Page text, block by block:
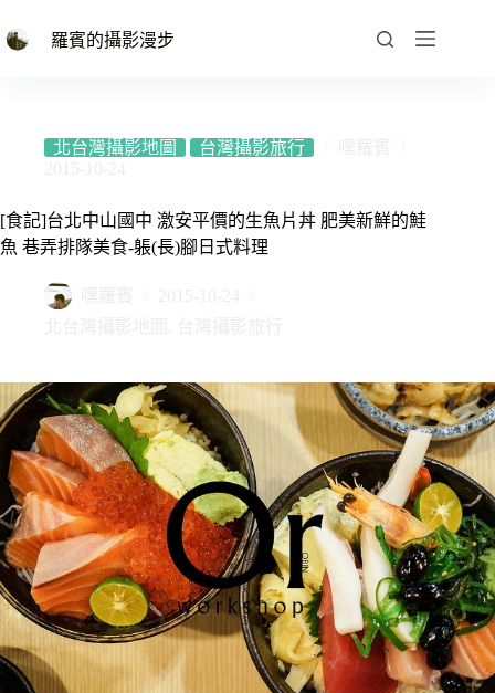
至
羅賓的攝影漫步
北台灣攝影地圖 台灣攝影旅行
[食記]台北中山國中 激安平價的生魚片丼 肥美新鮮的鮭
魚 巷弄排隊美食-躼(長)腳日式料理